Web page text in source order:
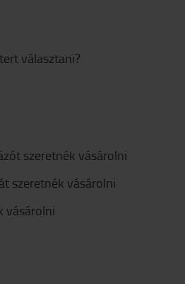
választani?
szeretnék vásárolni
szeretnék vásárolni
vásárolni